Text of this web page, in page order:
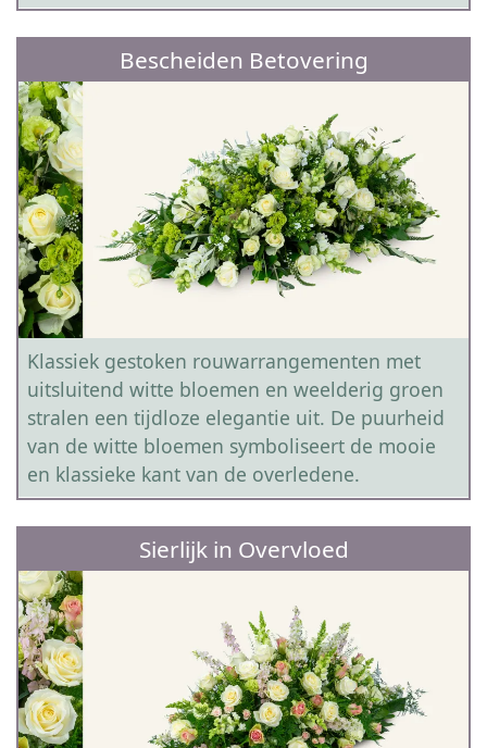
Bescheiden Betovering
Klassiek gestoken rouwarrangementen met
uitsluitend witte bloemen en weelderig groen
stralen een tijdloze elegantie uit. De puurheid
van de witte bloemen symboliseert de mooie
en klassieke kant van de overledene.
Sierlijk in Overvloed